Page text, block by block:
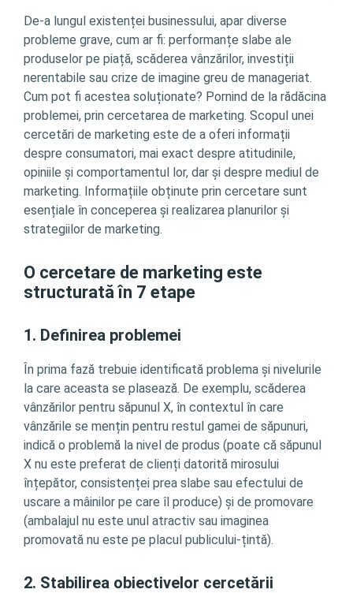
De-a lungul existenței businessului, apar diverse
probleme grave, cum ar fi: performanțe slabe ale
produselor pe piață, scăderea vânzărilor, investiții
nerentabile sau crize de imagine greu de manageriat.
Cum pot fi acestea soluționate? Pornind de la rădăcina
problemei, prin cercetarea de marketing. Scopul unei
cercetări de marketing este de a oferi informații
despre consumatori, mai exact despre atitudinile,
opiniile și comportamentul lor, dar și despre mediul de
marketing. Informațiile obținute prin cercetare sunt
esențiale în conceperea și realizarea planurilor și
strategiilor de marketing.
O cercetare de marketing este
structurată în 7 etape
1. Definirea problemei
În prima fază trebuie identificată problema și nivelurile
la care aceasta se plasează. De exemplu, scăderea
vânzărilor pentru săpunul X, în contextul în care
vânzările se mențin pentru restul gamei de săpunuri,
indică o problemă la nivel de produs (poate că săpunul
X nu este preferat de clienți datorită mirosului
înțepător, consistenței prea slabe sau efectului de
uscare a mâinilor pe care îl produce) și de promovare
(ambalajul nu este unul atractiv sau imaginea
promovată nu este pe placul publicului-țintă).
2. Stabilirea obiectivelor cercetării